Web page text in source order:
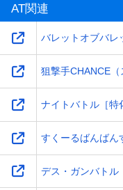
AT関連
バレットオブバレ
狙撃手CHANCE（
ナイトバトル［特
すくーるばんばん
デス・ガンバトル